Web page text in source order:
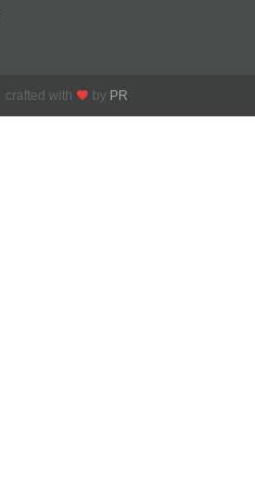
crafted with by PR